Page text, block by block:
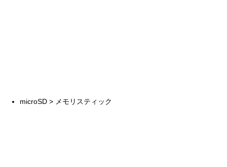
microSD > メモリスティック